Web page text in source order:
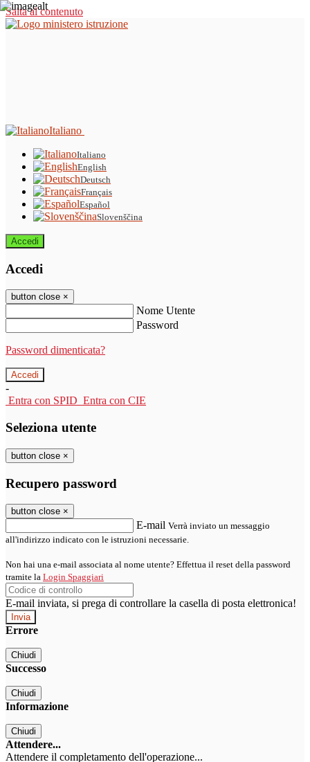
Salta al contenuto
Italiano
Italiano
English
Deutsch
Français
Español
Slovenščina
Accedi
Accedi
button close ×
Nome Utente
Password
Password dimenticata?
-
Entra con SPID Entra con CIE
Seleziona utente
button close ×
Recupero password
button close ×
E-mail Verrà inviato un messaggio
all'indirizzo indicato con le istruzioni necessarie.
Non hai una e-mail associata al nome utente? Effettua il reset della password
tramite la Login Spaggiari
E-mail inviata, si prega di controllare la casella di posta elettronica!
Errore
Chiudi
Successo
Chiudi
Informazione
Chiudi
Attendere...
Attendere il completamento dell'operazione...